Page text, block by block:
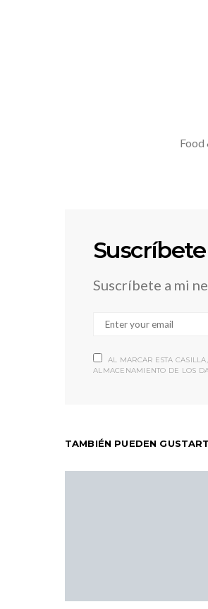
Food
Suscríbete
Suscríbete a mi
AL MARCAR ESTA
ALMACENAMIENTO DE LOS
TAMBIÉN PUEDEN